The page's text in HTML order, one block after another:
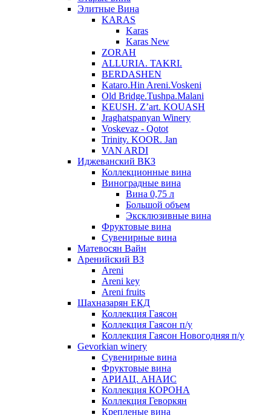
Элитные Вина
KARAS
Karas
Karas New
ZORAH
ALLURIA. TAKRI.
BERDASHEN
Kataro.Hin Areni.Voskeni
Old Bridge.Tushpa.Malani
KEUSH. Z’art. KOUASH
Jraghatspanyan Winery
Voskevaz - Qotot
Trinity. KOOR. Jan
VAN ARDI
Иджеванский ВКЗ
Коллекционные вина
Виноградные вина
Вина 0,75 л
Большой объем
Эксклюзивные вина
Фруктовые вина
Cувенирные вина
Матевосян Вайн
Аренийский ВЗ
Areni
Areni key
Areni fruits
Шахназарян ЕКД
Коллекция Гаясон
Коллекция Гаясон п/у
Коллекция Гаясон Новогодняя п/у
Gevorkian winery
Сувенирные вина
Фруктовые вина
АРИАЦ. АНАИС
Коллекция КОРОНА
Коллекция Геворкян
Крепленые вина